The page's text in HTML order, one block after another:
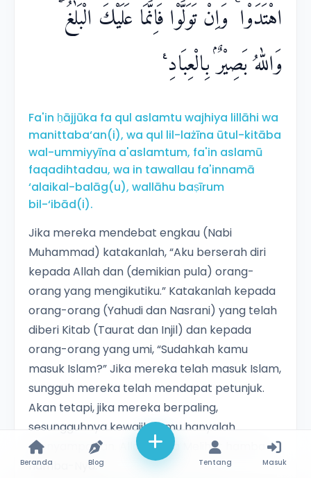
اهْتَدَوْا ۚ وَاِنْ تَوَلَّوْا فَاِنَّمَا عَلَيْكَ الْبَلٰغُ ۗ
وَاللّٰهُ بَصِيْرٌۢ بِالْعِبَادِ ࣖ
Fa'in ḥājjūka fa qul aslamtu wajhiya lillāhi wa
manittaba‘an(i), wa qul lil-lażīna ūtul-kitāba
wal-ummiyyīna a'aslamtum, fa'in aslamū
faqadihtadau, wa in tawallau fa'innamā
‘alaikal-balāg(u), wallāhu baṣīrum
bil-‘ibād(i).
Jika mereka mendebat engkau (Nabi
Muhammad) katakanlah, “Aku berserah diri
kepada Allah dan (demikian pula) orang-
orang yang mengikutiku.” Katakanlah kepada
orang-orang (Yahudi dan Nasrani) yang telah
diberi Kitab (Taurat dan Injil) dan kepada
orang-orang yang umi, “Sudahkah kamu
masuk Islam?” Jika mereka telah masuk Islam,
sungguh mereka telah mendapat petunjuk.
Akan tetapi, jika mereka berpaling,
sesungguhnya kewajibanmu hanyalah
menyampaikan. Allah Maha Melihat hamba-
hamba-Nya.
Beranda Blog Tentang Masuk